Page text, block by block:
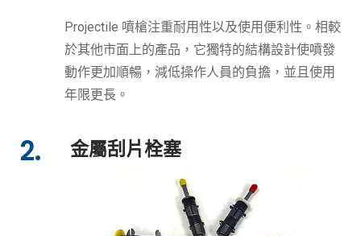
Projectile 噴槍注重耐用性以及使用便利性。相較
於其他市面上的產品，它獨特的結構設計使噴發
動作更加順暢，減低操作人員的負擔，並且使用
年限更長。
2. 金屬刮片栓塞